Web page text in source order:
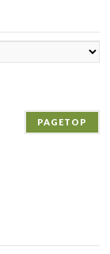
PAGETOP